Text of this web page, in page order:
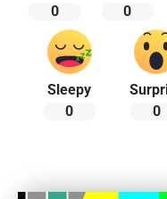
0
0
Sleepy
0
0